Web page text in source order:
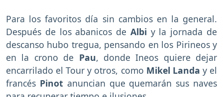
Para los favoritos día sin cambios en la general.
Después de los abanicos de Albi y la jornada de
descanso hubo tregua, pensando en los Pirineos y
en la crono de Pau, donde Ineos quiere dejar
encarrilado el Tour y otros, como Mikel Landa y el
francés Pinot anuncian que quemarán sus naves